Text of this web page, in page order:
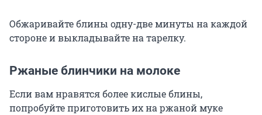
Обжаривайте блины одну-две минуты на каждой
стороне и выкладывайте на тарелку.
Ржаные блинчики на молоке
Если вам нравятся более кислые блины,
попробуйте приготовить их на ржаной муке